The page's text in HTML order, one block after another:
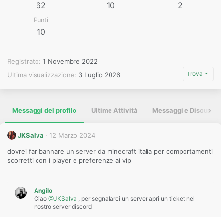
62 10 2
Punti
10
Registrato 1 Novembre 2022
Ultima visualizzazione
3 Luglio 2026 Trova
Messaggi del profilo Ultime Attività Messaggi e
JKSalva 12 Marzo 2024
dovrei far bannare un server da minecraft italia per comportamenti
scorretti con i player e preferenze ai vip
Angilo
Ciao @JKSalva , per segnalarci un server apri un ticket nel
nostro server discord